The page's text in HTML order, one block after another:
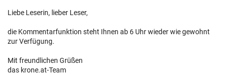
Liebe Leserin, lieber Leser,
die Kommentarfunktion steht Ihnen ab 6 Uhr wieder wie gewohnt
zur Verfügung.
Mit freundlichen Grüßen
das krone.at-Team